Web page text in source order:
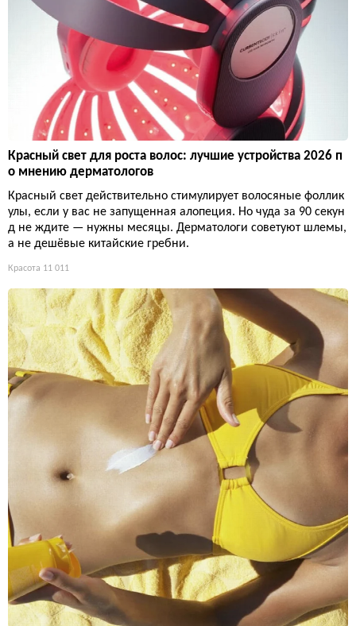
Красный свет для роста волос: лучшие устройства 2026 п
о мнению дерматологов
Красный свет действительно стимулирует волосяные фоллик
улы, если у вас не запущенная алопеция. Но чуда за 90 секун
д не ждите — нужны месяцы. Дерматологи советуют шлемы,
а не дешёвые китайские гребни.
Красота 11 011